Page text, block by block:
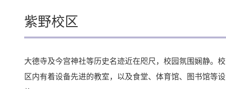
紫野校区
大德寺及今宫神社等历史名迹近在咫尺，校园氛围娴静。校
区内有着设备先进的教室，以及食堂、体育馆、图书馆等设